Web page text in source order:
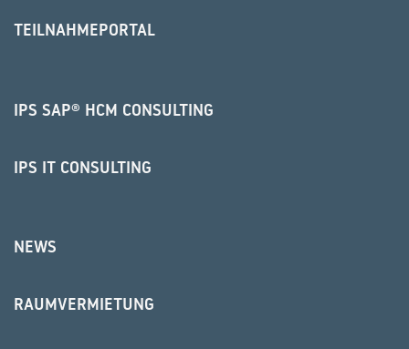
TEILNAHMEPORTAL
IPS SAP® HCM CONSULTING
IPS IT CONSULTING
NEWS
RAUMVERMIETUNG